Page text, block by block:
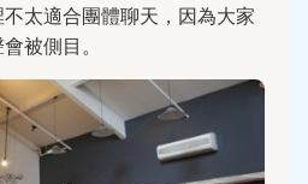
太適合團體聊天，因為大家
被側目。